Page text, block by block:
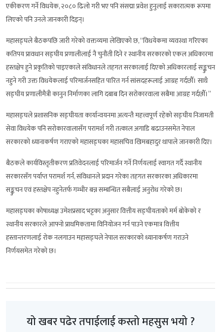
एकीकरण गर्ने विधयेक, २०८० ढिलो गरी भए पनि संसद्मा प्रवेश हुनुलाई सकारात्मक रूपमा
लिएको पनि उनले जानकारी दिइन्।
महासङ्घले बैठकपछि जारी गरेको वक्तव्यमा लेखिएको छ, “विधयेकमा व्यवस्था गरिएका
कतिपय प्रावधान सङ्घीय प्रणालीलाई नै चुनौती दिने र स्थानीय सरकारको एकल अधिकारमा
हस्तक्षेप हुने प्रकृतिको पाइएकाले संविधानले तहगत सरकालाई दिएको अधिकारलाई सङ्कुचन
नहुने गरी उक्त विधयेकलाई परिमार्जनसहित पारित गर्न सांसदहरूलाई आग्रह गर्दछौँ। साथै
सङ्घीय प्रणालीमैत्री कानुन निर्माणका लागि दबाब दिन सरोकारवाला सबैमा आग्रह गर्दछौँ।”
महासङ्घले प्रशासनिक सङ्घीयता कार्यान्वयनमा अत्यन्तै महत्त्वपूर्ण रहेको सङ्घीय निजामती
सेवा विधयेक पनि सरोकारवालासँग परामर्श गरी तत्काल अगाडि बढाउनसमेत नेपाल
सरकारको ध्यानाकर्षण गराएको महासङ्घका महासचिव खिमबहादुर थापाले जानकारी दिए।
बैठकले कार्यविस्तृतीकरण प्रतिवेदनलाई परिमार्जन गर्ने निर्णयलाई स्वागत गर्दै स्थानीय
सरकारसँग पर्याप्त परामर्श गर्न, संविधानले प्रदान गरेका तहगत सरकारका अधिकारमा
सङ्कुचन एवं हस्तक्षेप नहुनेतर्फ गम्भीर बन्न सम्बन्धित सबैलाई अनुरोध गरेको छ।
महासङ्घका कोषाध्यक्ष उमेशप्रसाद भट्टका अनुसार वित्तीय सङ्घीयताको मर्म बोकेको र
स्थानीय सरकारले आफ्नो प्राथमिकतामा विनियोजन गर्न पाउने एकमात्र वित्तीय
हस्तान्तरणलाई रोक नलगाउन महासङ्घले नेपाल सरकारको ध्यानाकर्षण गराउने
निर्णयसमेत गरेको छ।
यो खबर पढेर तपाईलाई कस्तो महसुस भयो ?